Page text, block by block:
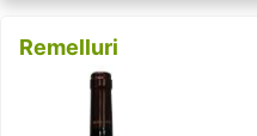
Remelluri